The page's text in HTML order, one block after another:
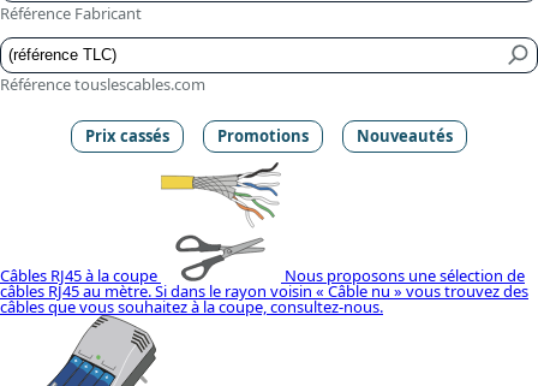
Référence Fabricant
Référence touslescables.com
Prix cassés Promotions Nouveautés
Câbles RJ45 à la coupe Nous proposons une sélection de
câbles RJ45 au mètre. Si dans le rayon voisin « Câble nu » vous trouvez des
câbles que vous souhaitez à la coupe, consultez-nous.